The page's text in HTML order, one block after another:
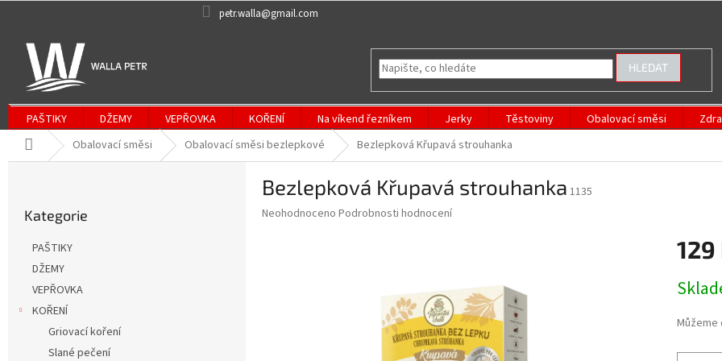
petr.walla@gmail.com
HLEDAT
PAŠTIKY DŽEMY VEPŘOVKA KOŘENÍ Na víkend řezníkem Jerky Těstoviny Obalovací směsi
Domů Obalovací směsi Obalovací směsi bezlepkové Bezlepková Křupavá strouhanka
kategorie
Kategorie
PAŠTIKY
DŽEMY
VEPŘOVKA
KOŘENÍ
Griovací koření
Slané pečení
Bezlepková Křupavá strouhanka 1135
Průměrné
Neohodnoceno Podrobnosti hodnocení
129
cena:
Můžeme